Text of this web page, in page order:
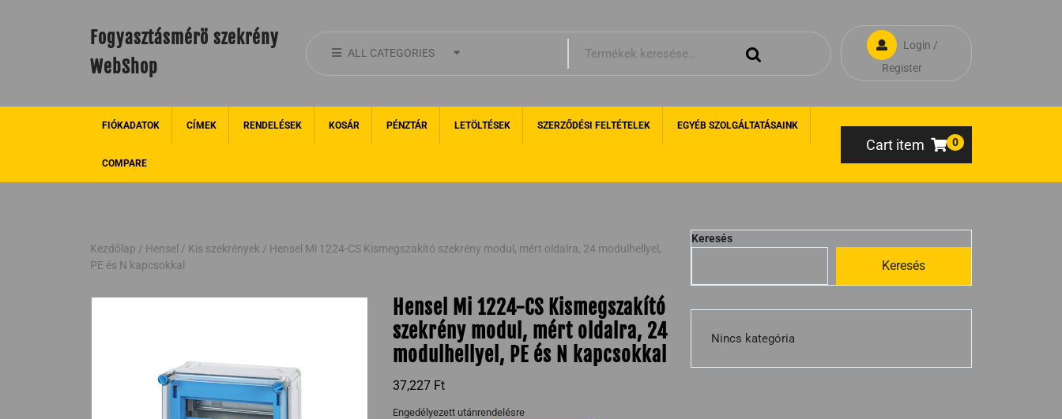
Fogyasztásmérö szekrény
WebShop
ALL CATEGORIES
Login /
Register
FIÓKADATOK CÍMEK RENDELÉSEK KOSÁR PÉNZTÁR LETÖLTÉSEK SZERZŐDÉSI FELTÉTELEK EGYÉB SZOLGÁLTATÁSAINK
COMPARE
Cart item 0
Kezdőlap / Hensel / Kis szekrények / Hensel Mi 1224-CS Kismegszakító szekrény modul, mért oldalra, 24 modulhellyel,
PE és N kapcsokkal
Hensel Mi 1224-CS Kismegszakító
szekrény modul, mért oldalra, 24
modulhellyel, PE és N kapcsokkal
37,227 Ft
Engedélyezett utánrendelésre
Keresés
Keresés
Nincs kategória